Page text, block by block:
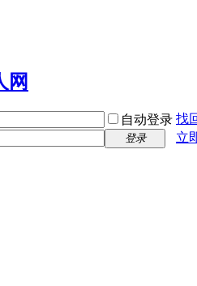
自动登录 找
登录
立